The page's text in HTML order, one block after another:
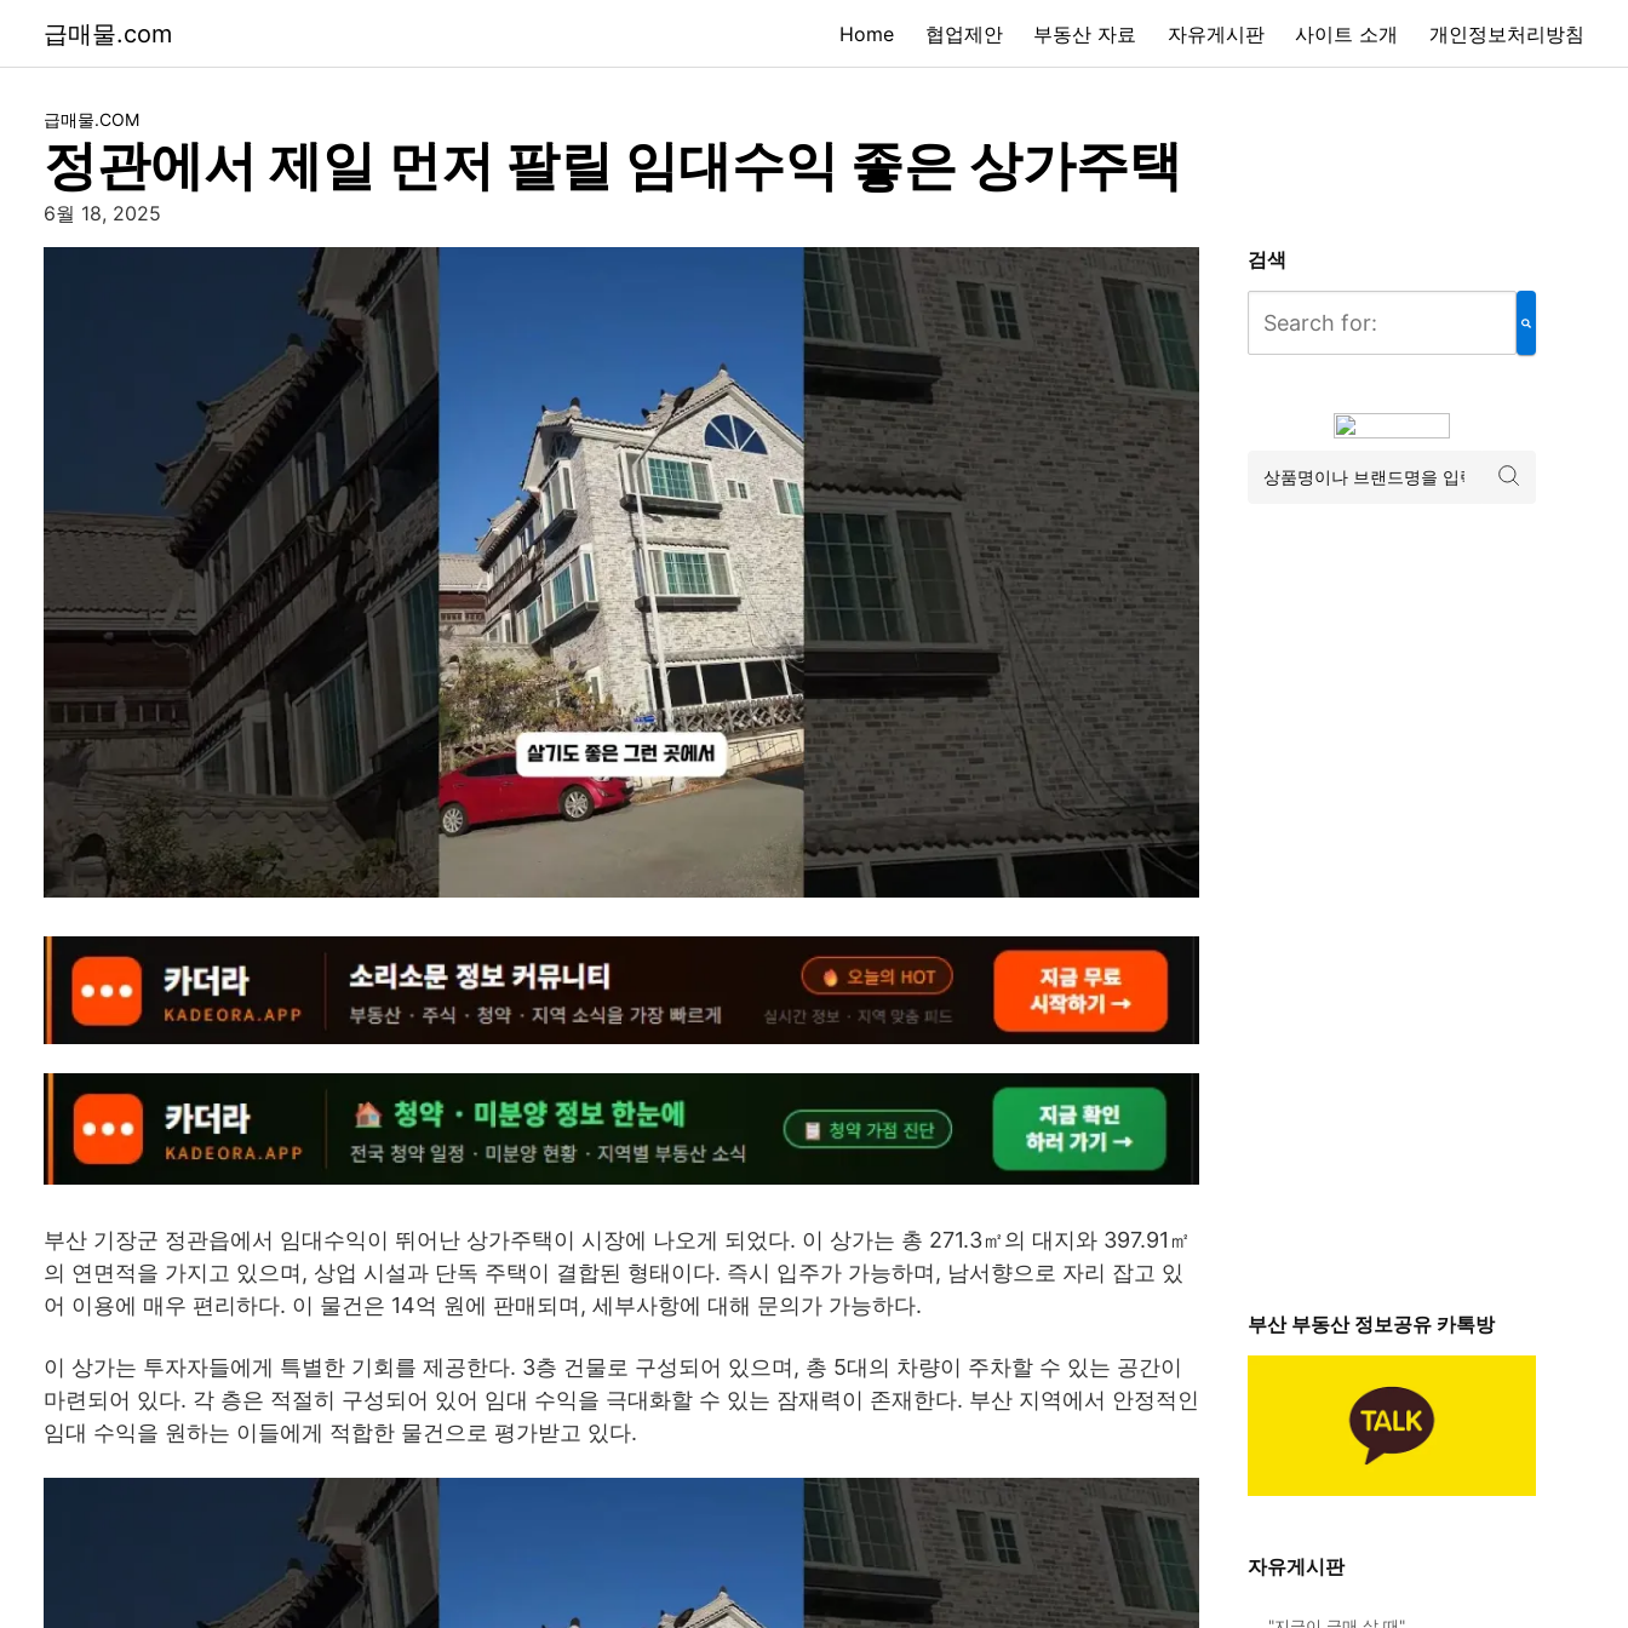
급매물.com Home 협업제안 부동산 자료 자유게시판 사이트 소개 개인정보처리방침
급매물.COM
정관에서 제일 먼저 팔릴 임대수익 좋은 상가주택
6월 18, 2025
부산 기장군 정관읍에서 임대수익이 뛰어난 상가주택이 시장에 나오게 되었다. 이 상가는 총 271.3㎡의 대지와 397.91㎡
의 연면적을 가지고 있으며, 상업 시설과 단독 주택이 결합된 형태이다. 즉시 입주가 가능하며, 남서향으로 자리 잡고 있
어 이용에 매우 편리하다. 이 물건은 14억 원에 판매되며, 세부사항에 대해 문의가 가능하다.
이 상가는 투자자들에게 특별한 기회를 제공한다. 3층 건물로 구성되어 있으며, 총 5대의 차량이 주차할 수 있는 공간이
마련되어 있다. 각 층은 적절히 구성되어 있어 임대 수익을 극대화할 수 있는 잠재력이 존재한다. 부산 지역에서 안정적인
임대 수익을 원하는 이들에게 적합한 물건으로 평가받고 있다.
검색
부산 부동산 정보공유 카톡방
자유게시판